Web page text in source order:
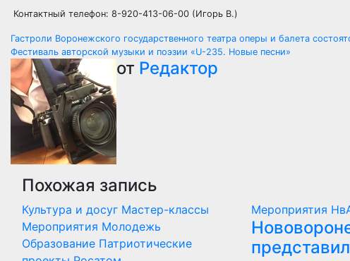
Контактный телефон: 8-920-413-06-00 (Игорь В.)
Навигация
по
записям
Гастроли Воронежского государственного театра оперы и балета
Фестиваль авторской музыки и поэзии «U-235. Новые песни»
от Редактор
Похожая запись
Культура и досуг Мастер-классы
Мероприятия Молодежь
Образование Патриотические
Мероприятия